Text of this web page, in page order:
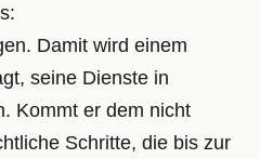
Damit wird einem
seine Dienste in
Kommt er dem nicht
Schritte, die bis zur